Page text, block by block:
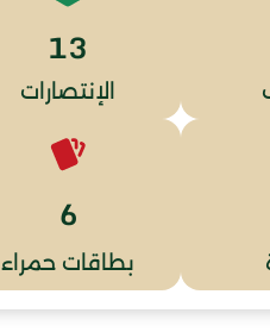
13
الإنتصارات
6
بطاقات حمراء